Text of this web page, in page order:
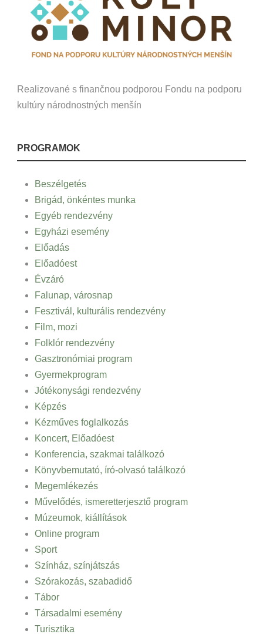
Realizované s finančnou podporou Fondu na podporu
kultúry národnostných menšín
PROGRAMOK
Beszélgetés
Brigád, önkéntes munka
Egyéb rendezvény
Egyházi esemény
Előadás
Előadóest
Évzáró
Falunap, városnap
Fesztivál, kulturális rendezvény
Film, mozi
Folklór rendezvény
Gasztronómiai program
Gyermekprogram
Jótékonysági rendezvény
Képzés
Kézműves foglalkozás
Koncert, Előadóest
Konferencia, szakmai találkozó
Könyvbemutató, író-olvasó találkozó
Megemlékezés
Művelődés, ismeretterjesztő program
Múzeumok, kiállítások
Online program
Sport
Színház, színjátszás
Szórakozás, szabadidő
Tábor
Társadalmi esemény
Turisztika